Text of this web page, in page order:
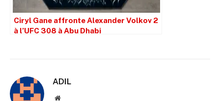
Ciryl Gane affronte Alexander Volkov 2
à l’UFC 308 à Abu Dhabi
ADIL
Site